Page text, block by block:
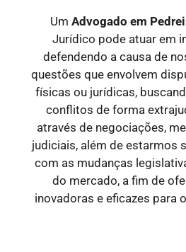
Um Advogado em
Jurídico pode atuar em
defendendo a causa de
questões que envolvem
físicas ou jurídicas,
conflitos de forma
através de negociações,
judiciais, além de estarmos
com as mudanças
do mercado, a fim de
inovadoras e eficazes para